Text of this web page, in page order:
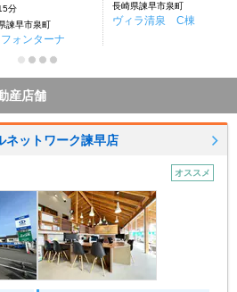
分
諫早市泉町
ォンターナ
長崎県諫早市泉町
ヴィラ清泉 C棟
産店舗
ネットワーク諫早店
オススメ